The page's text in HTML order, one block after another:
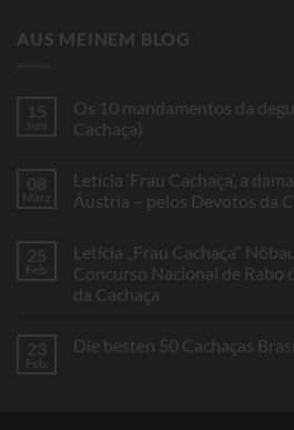
AUS MEINEM BLOG
15
Juni
Os 10 mandamentos da
Cachaça)
zu
Os
10
degustação
(e
da
Frau
08
März
Letícia ‘Frau Cachaça’, a
Áustria – pelos Devotos da
zu
Letícia
‘Frau
Cachaça’,
do
nosso
25
Feb.
Letícia „Frau Cachaça“
Concurso Nacional de Rabo
da Cachaça
zu
23
Feb.
Die besten 50 Cachaças